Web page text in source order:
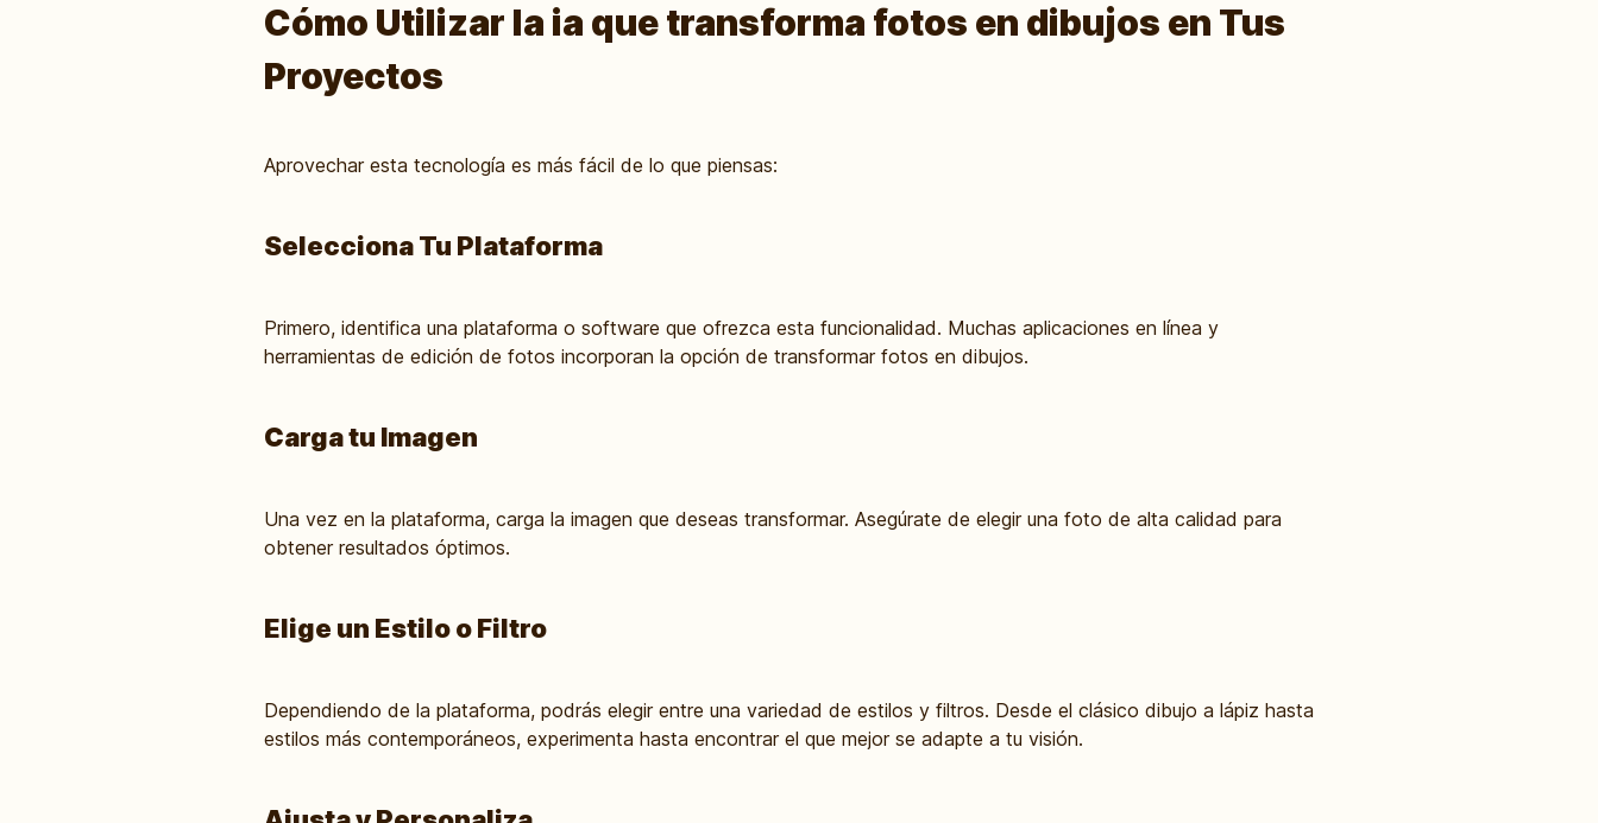
Cómo Utilizar la ia que transforma fotos en dibujos en Tus
Proyectos
Aprovechar esta tecnología es más fácil de lo que piensas:
Selecciona Tu Plataforma
Primero, identifica una plataforma o software que ofrezca esta funcionalidad. Muchas aplicaciones en línea y
herramientas de edición de fotos incorporan la opción de transformar fotos en dibujos.
Carga tu Imagen
Una vez en la plataforma, carga la imagen que deseas transformar. Asegúrate de elegir una foto de alta calidad para
obtener resultados óptimos.
Elige un Estilo o Filtro
Dependiendo de la plataforma, podrás elegir entre una variedad de estilos y filtros. Desde el clásico dibujo a lápiz hasta
estilos más contemporáneos, experimenta hasta encontrar el que mejor se adapte a tu visión.